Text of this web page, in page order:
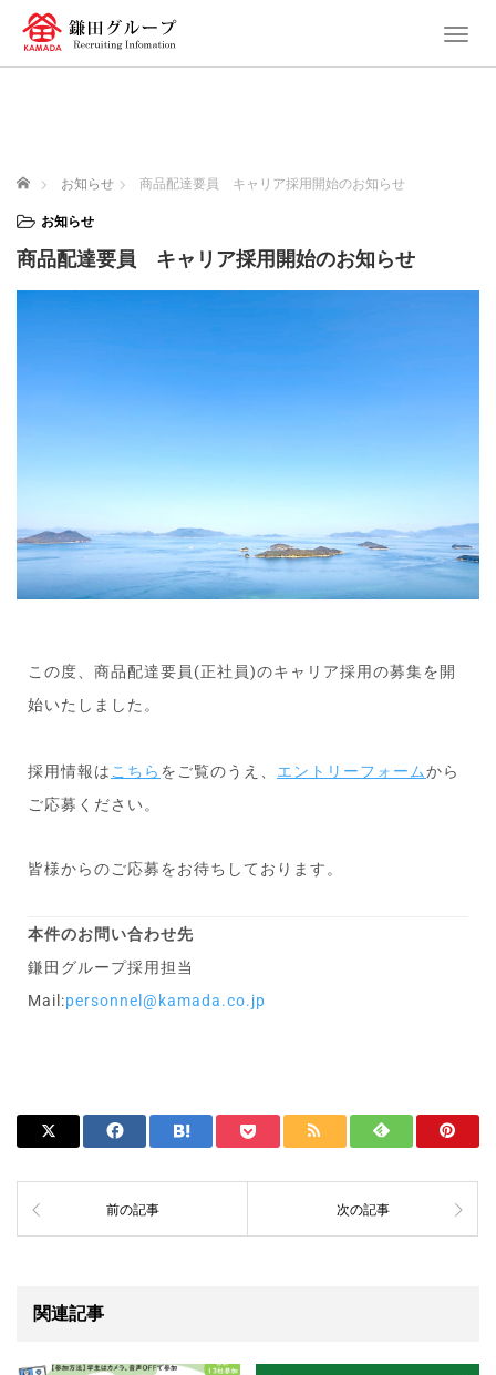
T
ホーム お知らせ 商品配達要員 キャリア採用開始のお知らせ
お知らせ
商品配達要員 キャリア採用開始のお知らせ
この度、商品配達要員(正社員)のキャリア採用の募集を開
始いたしました。
採用情報は こちら をご覧のうえ、 エントリーフォームから
ご応募ください。
皆様からのご応募をお待ちしております。
本件のお問い合わせ先
鎌田グループ採用担当
Mail:personnel@kamada.co.jp
前の記事 次の記事
関連記事